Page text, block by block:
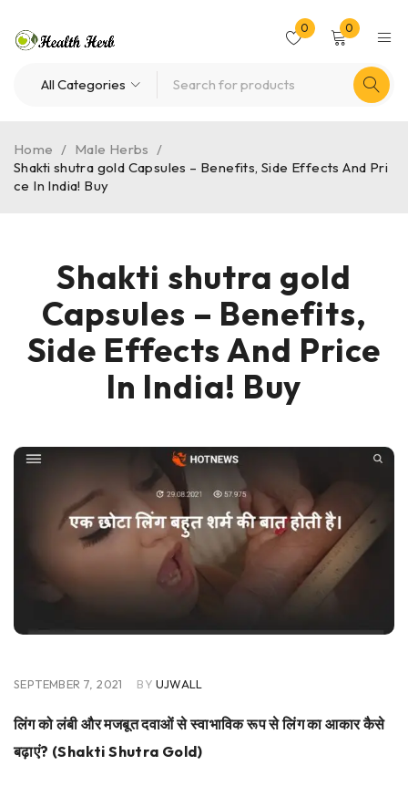
0 0
Home / Male Herbs /
Shakti shutra gold Capsules – Benefits, Side Effects And Pri
ce In India! Buy
Shakti shutra gold
Capsules – Benefits,
Side Effects And Price
In India! Buy
SEPTEMBER 7, 2021 BY UJWALL
लिंग को लंबी और मजबूत दवाओं से स्वाभाविक रूप से लिंग का आकार कैसे
बढ़ाएं? (Shakti Shutra Gold)